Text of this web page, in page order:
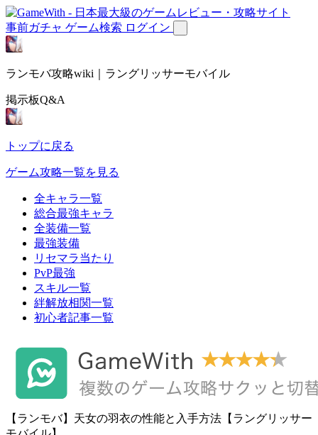
事前ガチャ ゲーム検索 ログイン
ランモバ攻略wiki｜ラングリッサーモバイル
掲示板Q&A
トップに戻る
ゲーム攻略一覧を見る
全キャラ一覧
総合最強キャラ
全装備一覧
最強装備
リセマラ当たり
PvP最強
スキル一覧
絆解放相関一覧
初心者記事一覧
【ランモバ】天女の羽衣の性能と入手方法【ラングリッサー